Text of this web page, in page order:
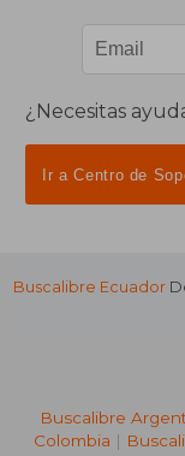
¿Necesitas
Ir a Centro de
Buscalibre Ecuador
Buscalibre
Colombia |